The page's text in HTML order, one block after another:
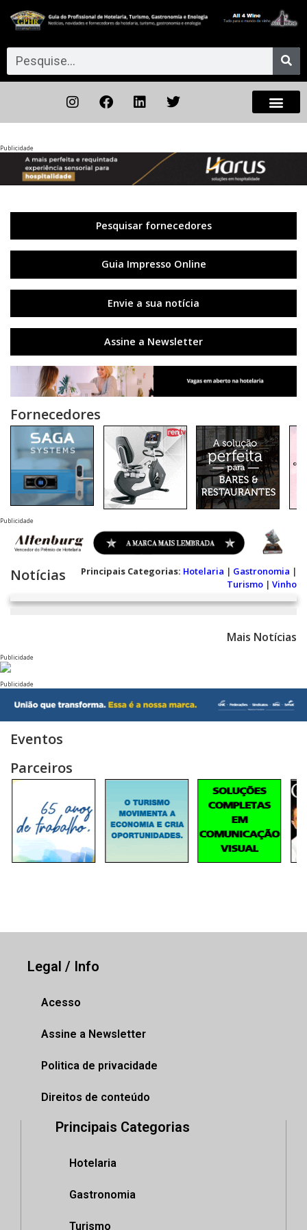
Publicidade
Pesquisar fornecedores
Guia Impresso Online
Envie a sua notícia
Assine a Newsletter
Fornecedores
Publicidade
Notícias Principais Categorias: Hotelaria | Gastronomia |
Turismo | Vinho
Mais Notícias
Publicidade
Publicidade
Eventos
Parceiros
Legal / Info
Acesso
Assine a Newsletter
Politica de privacidade
Direitos de conteúdo
Principais Categorias
Hotelaria
Gastronomia
Turismo